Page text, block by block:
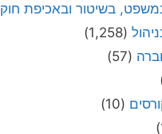
בשיטור ובאכיפת חוק
(1,258)
(57)
(10)